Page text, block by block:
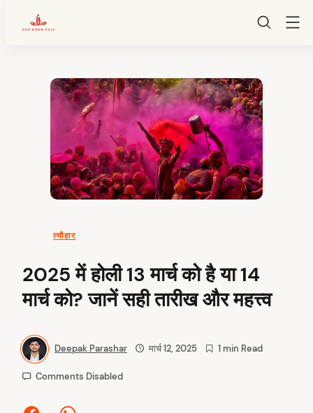
त्यौहार
2025 में होली 13 मार्च को है या 14
मार्च को? जानें सही तारीख और महत्त्व
Deepak Parashar मार्च 12, 2025 1 min Read
Comments Disabled